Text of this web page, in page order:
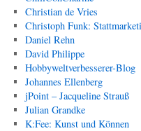
Christian de Vries
Christoph Funk:
Daniel Rehn
David Philippe
Hobbyweltverbesserer-Blog
Johannes Ellenberg
jPoint – Jacqueline Strauß
Julian Grandke
K:Fee: Kunst und Können